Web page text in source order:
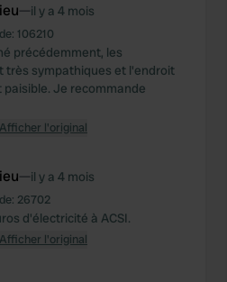
—il y a 4 mois
106210
précédemment, les
très sympathiques et l'endroit
Je recommande
Afficher l'original
—il y a 4 mois
26702
d'électricité à ACSI.
Afficher l'original